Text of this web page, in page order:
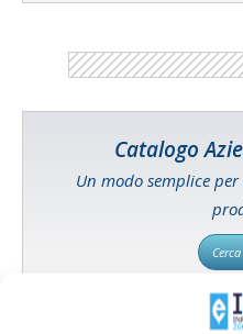
Catalogo
Un modo semplice